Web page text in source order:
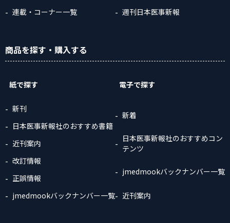
連載・コーナー一覧
週刊日本医事新報
商品を探す ・購入する
紙で探す
新刊
日本医事新報社のおすすめ書籍
近刊案内
改訂情報
正誤情報
jmedmookバックナンバー一覧
電子で探す
新着
日本医事新報社のおすすめコン
テンツ
jmedmookバックナンバー一覧
近刊案内